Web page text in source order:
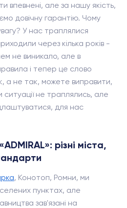
впевнені, але за нашу якість,
довічну гарантію. Чому
У нас траплялися
через кілька років -
не виникало, але в
і тепер це слово
а не так, можете виправити,
ситуації не траплялись, але
для нас
різні міста,
, Конотоп, Ромни, ми
пунктах, але
зав'язані на